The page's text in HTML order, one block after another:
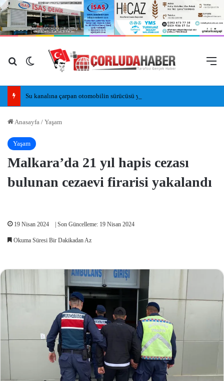
Arama yap ...
Dış görünümü değiştir
Su kanalına çarpan otomobilin sürücüsü yaralandı
Anasayfa / Yaşam
Yaşam
Malkara’da 21 yıl hapis cezası
bulunan cezaevi firarisi yakalandı
19 Nisan 2024 | Son Güncelleme: 19 Nisan 2024
Okuma Süresi Bir Dakikadan Az